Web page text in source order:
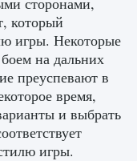
0 0
который
игры. Некоторые
на дальних
преуспевают в
время,
и выбрать
игры.